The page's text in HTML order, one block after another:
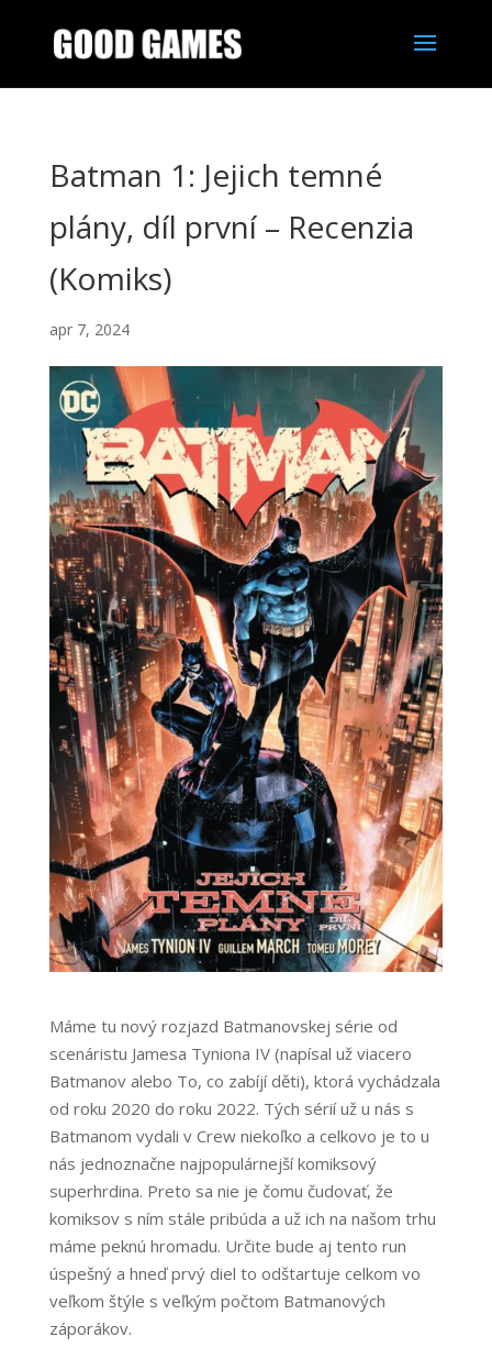
Batman 1: Jejich temné
plány, díl první – Recenzia
(Komiks)
apr 7, 2024
Máme tu nový rozjazd Batmanovskej série od
scenáristu Jamesa Tyniona IV (napísal už viacero
Batmanov alebo To, co zabíjí děti), ktorá vychádzala
od roku 2020 do roku 2022. Tých sérií už u nás s
Batmanom vydali v Crew niekoľko a celkovo je to u
nás jednoznačne najpopulárnejší komiksový
superhrdina. Preto sa nie je čomu čudovať, že
komiksov s ním stále pribúda a už ich na našom trhu
máme peknú hromadu. Určite bude aj tento run
úspešný a hneď prvý diel to odštartuje celkom vo
veľkom štýle s veľkým počtom Batmanových
záporákov.